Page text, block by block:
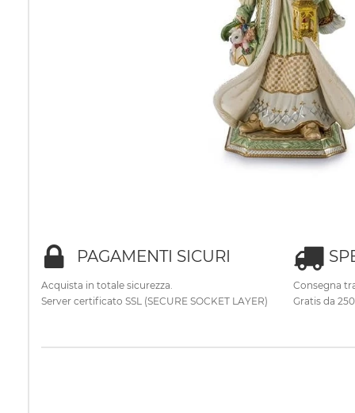
PAGAMENTI SICURI
Acquista in totale sicurezza.
Server certificato SSL (SECURE SOCKET LAYER)
Consegna
Gratis da